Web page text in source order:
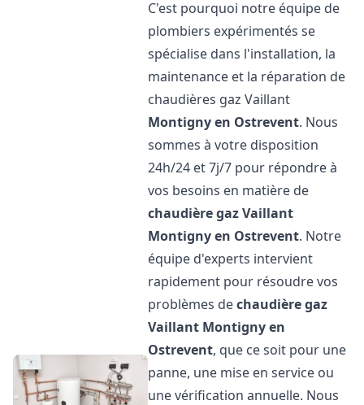
C'est pourquoi notre équipe de
plombiers expérimentés se
spécialise dans l'installation, la
maintenance et la réparation de
chaudières gaz Vaillant
Montigny en Ostrevent. Nous
sommes à votre disposition
24h/24 et 7j/7 pour répondre à
vos besoins en matière de
chaudière gaz Vaillant
Montigny en Ostrevent. Notre
équipe d'experts intervient
rapidement pour résoudre vos
problèmes dechaudière gaz
Vaillant Montigny en
Ostrevent, que ce soit pour une
panne, une mise en service ou
une vérification annuelle. Nous